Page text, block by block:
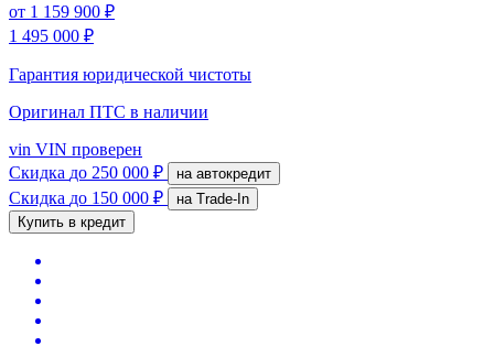
от 1 159 900 ₽
1 495 000 ₽
Гарантия юридической чистоты
Оригинал ПТС в наличии
vin VIN проверен
Скидка до 250 000 ₽ на автокредит
Скидка до 150 000 ₽
на Trade-In
Купить в кредит